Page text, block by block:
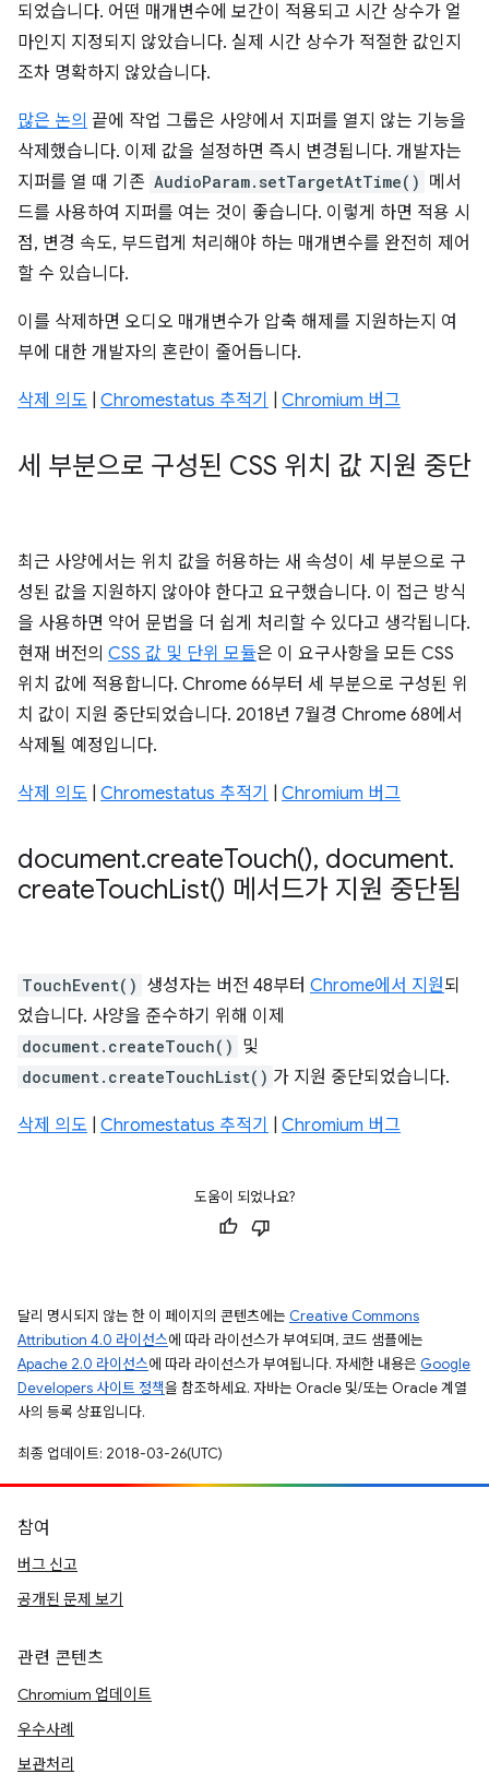
되었습니다. 어떤 매개변수에 보간이 적용되고 시간 상수가 얼
마인지 지정되지 않았습니다. 실제 시간 상수가 적절한 값인지
조차 명확하지 않았습니다.
많은 논의 끝에 작업 그룹은 사양에서 지퍼를 열지 않는 기능을
삭제했습니다. 이제 값을 설정하면 즉시 변경됩니다. 개발자는
지퍼를 열 때 기존 AudioParam.setTargetAtTime() 메서
드를 사용하여 지퍼를 여는 것이 좋습니다. 이렇게 하면 적용 시
점, 변경 속도, 부드럽게 처리해야 하는 매개변수를 완전히 제어
할 수 있습니다.
이를 삭제하면 오디오 매개변수가 압축 해제를 지원하는지 여
부에 대한 개발자의 혼란이 줄어듭니다.
삭제 의도 Chromestatus 추적기 Chromium 버그
세 부분으로 구성된 CSS 위치 값 지원 중단
최근 사양에서는 위치 값을 허용하는 새 속성이 세 부분으로 구
성된 값을 지원하지 않아야 한다고 요구했습니다. 이 접근 방식
을 사용하면 약어 문법을 더 쉽게 처리할 수 있다고 생각됩니다.
현재 버전의 CSS 값 및 단위 모듈은 이 요구사항을 모든 CSS
위치 값에 적용합니다. Chrome 66부터 세 부분으로 구성된 위
치 값이 지원 중단되었습니다. 2018년 7월경 Chrome 68에서
삭제될 예정입니다.
삭제 의도 Chromestatus 추적기 Chromium 버그
document.createTouch(), document.
createTouchList() 메서드가 지원 중단됨
TouchEvent() 생성자는 버전 48부터 Chrome에서 지원되
었습니다. 사양을 준수하기 위해 이제
document.createTouch() 및
document.createTouchList() 가 지원 중단되었습니다.
삭제 의도 Chromestatus 추적기 Chromium 버그
도움이 되었나요?
달리 명시되지 않는 한 이 페이지의 콘텐츠에는 Creative Commons
Attribution 4.0 라이선스에 따라 라이선스가 부여되며, 코드 샘플에는
Apache 2.0 라이선스에 따라 라이선스가 부여됩니다. 자세한 내용은 Google
Developers 사이트 정책을 참조하세요. 자바는 Oracle 및/또는 Oracle 계열
사의 등록 상표입니다.
최종 업데이트: 2018-03-26(UTC)
참여
버그 신고
공개된 문제 보기
관련 콘텐츠
Chromium 업데이트
우수사례
보관처리